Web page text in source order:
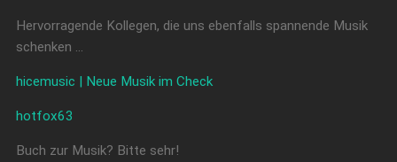
Hervorragende Kollegen, die uns ebenfalls spannende Musik
schenken …
hicemusic | Neue Musik im Check
hotfox63
Buch zur Musik? Bitte sehr!